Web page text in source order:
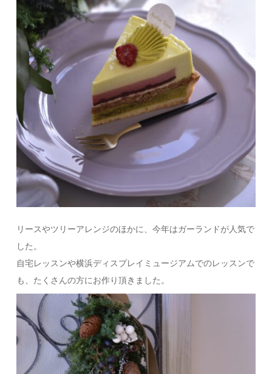
リースやツリーアレンジのほかに、今年はガーランドが人気で
した。
自宅レッスンや横浜ディスプレイミュージアムでのレッスンで
も、たくさんの方にお作り頂きました。